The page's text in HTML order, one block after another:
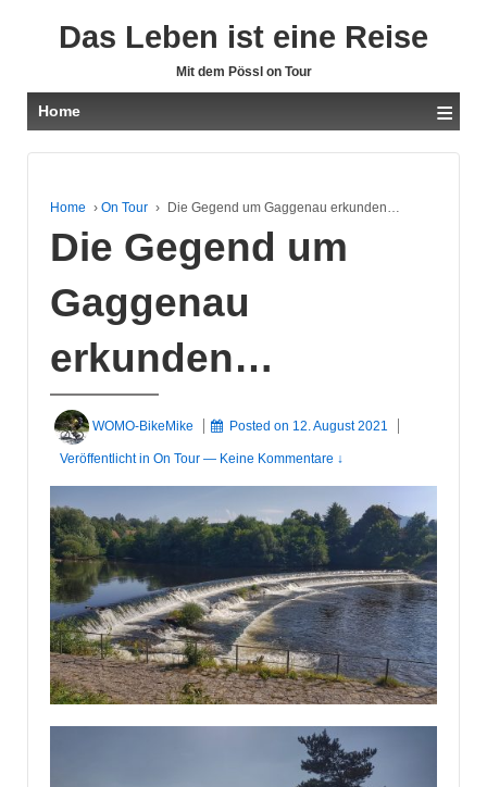
Das Leben ist eine Reise
Mit dem Pössl on Tour
Home ≡
Home › On Tour › Die Gegend um Gaggenau erkunden…
Die Gegend um
Gaggenau
erkunden…
WOMO-BikeMike Posted on 12. August 2021
Veröffentlicht in On Tour — Keine Kommentare ↓